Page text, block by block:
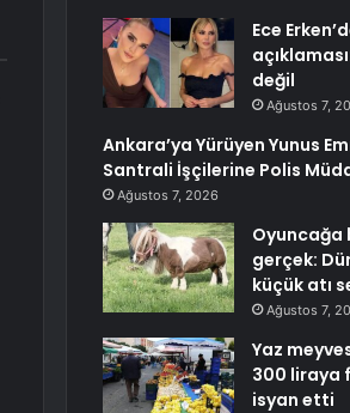
Ece
değil
Ağustos 7,
Ankara’ya Yürüyen Yunus
Santrali İşçilerine Polis
Ağustos 7, 2026
Oyuncağa
gerçek:
küçük atı
Ağustos 7,
Yaz
300 liraya
isyan etti